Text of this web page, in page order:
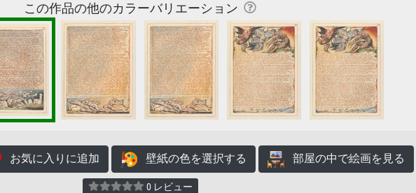
この作品の他のカラーバリエーション
お気に入りに追加 壁紙の色を選択する 部屋の中で絵画を見る
0 レビュー